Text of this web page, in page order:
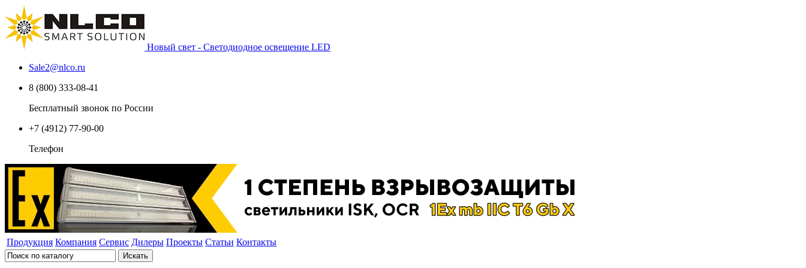
Новый свет - Светодиодное освещение LED
Sale2@nlco.ru
8 (800) 333-08-41
Бесплатный звонок по России
+7 (4912) 77-90-00
Телефон
Продукция Компания Сервис Дилеры Проекты Статьи Контакты